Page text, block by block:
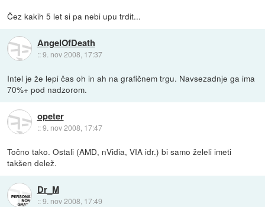
Čez kakih 5 let si pa nebi upu trdit...
AngelOfDeath
::9. nov 2008, 17:37
Intel je že lepi čas oh in ah na grafičnem trgu. Navsezadnje ga ima
70%+ pod nadzorom.
opeter
::9. nov 2008, 17:47
Točno tako. Ostali (AMD, nVidia, VIA idr.) bi samo želeli imeti
takšen delež.
Dr_M
::9. nov 2008, 17:49